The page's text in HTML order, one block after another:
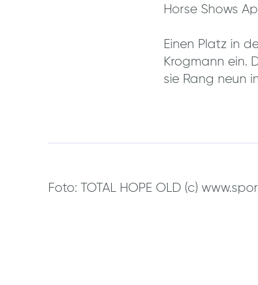
Horse Shows
Einen Platz in
Krogmann ein.
sie Rang neun
Foto: TOTAL HOPE OLD (c)